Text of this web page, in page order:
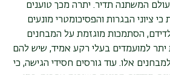
המשתנה תדיר. יתרה מכך טוענים
ציוני הבגרות והפסיכומטרי מונעים
הסתמכות מוגזמת על המבחנים
יתר למועמדים בעלי רקע אמיד, שיש להם
אלו. עוד גורסים חסידי הגישה, כי